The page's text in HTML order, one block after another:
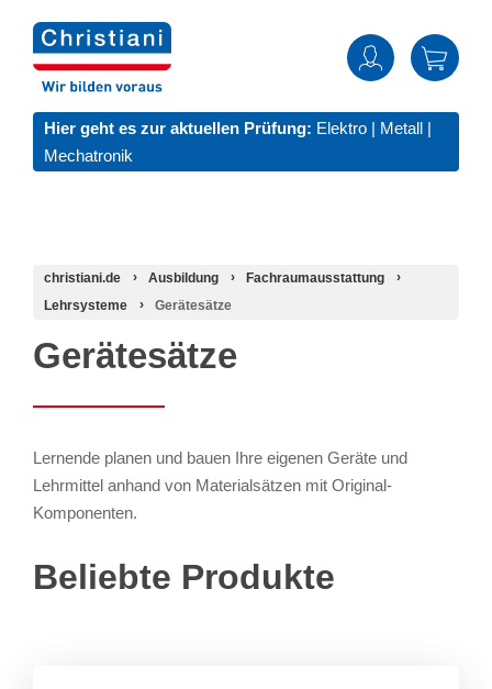
Hier geht es zur aktuellen Prüfung: Elektro | Metall |
Mechatronik
christiani.de Ausbildung
Fachraumausstattung
Lehrsysteme
Gerätesätze
Gerätesätze
Lernende planen und bauen Ihre eigenen Geräte und
Lehrmittel anhand von Materialsätzen mit Original-
Komponenten.
Beliebte Produkte